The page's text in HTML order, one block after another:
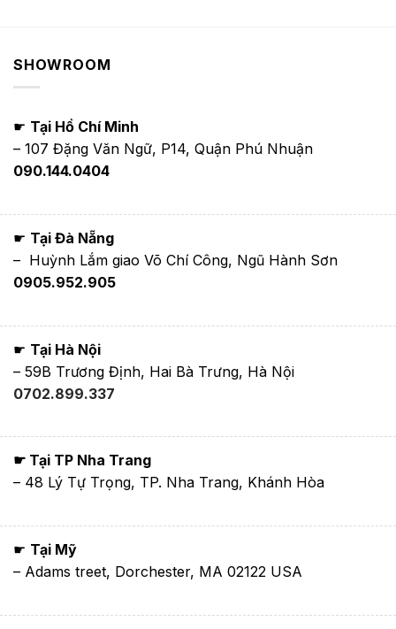
SHOWROOM
☛ Tại Hồ Chí Minh
– 107 Đặng Văn Ngữ, P14, Quận Phú Nhuận
090.144.0404
☛ Tại Đà Nẵng
– Huỳnh Lắm giao Võ Chí Công, Ngũ Hành Sơn
0905.952.905
☛ Tại Hà Nội
– 59B Trương Định, Hai Bà Trưng, Hà Nội
0702.899.337
☛ Tại TP Nha Trang
– 48 Lý Tự Trọng, TP. Nha Trang, Khánh Hòa
☛ Tại Mỹ
– Adams treet, Dorchester, MA 02122 USA